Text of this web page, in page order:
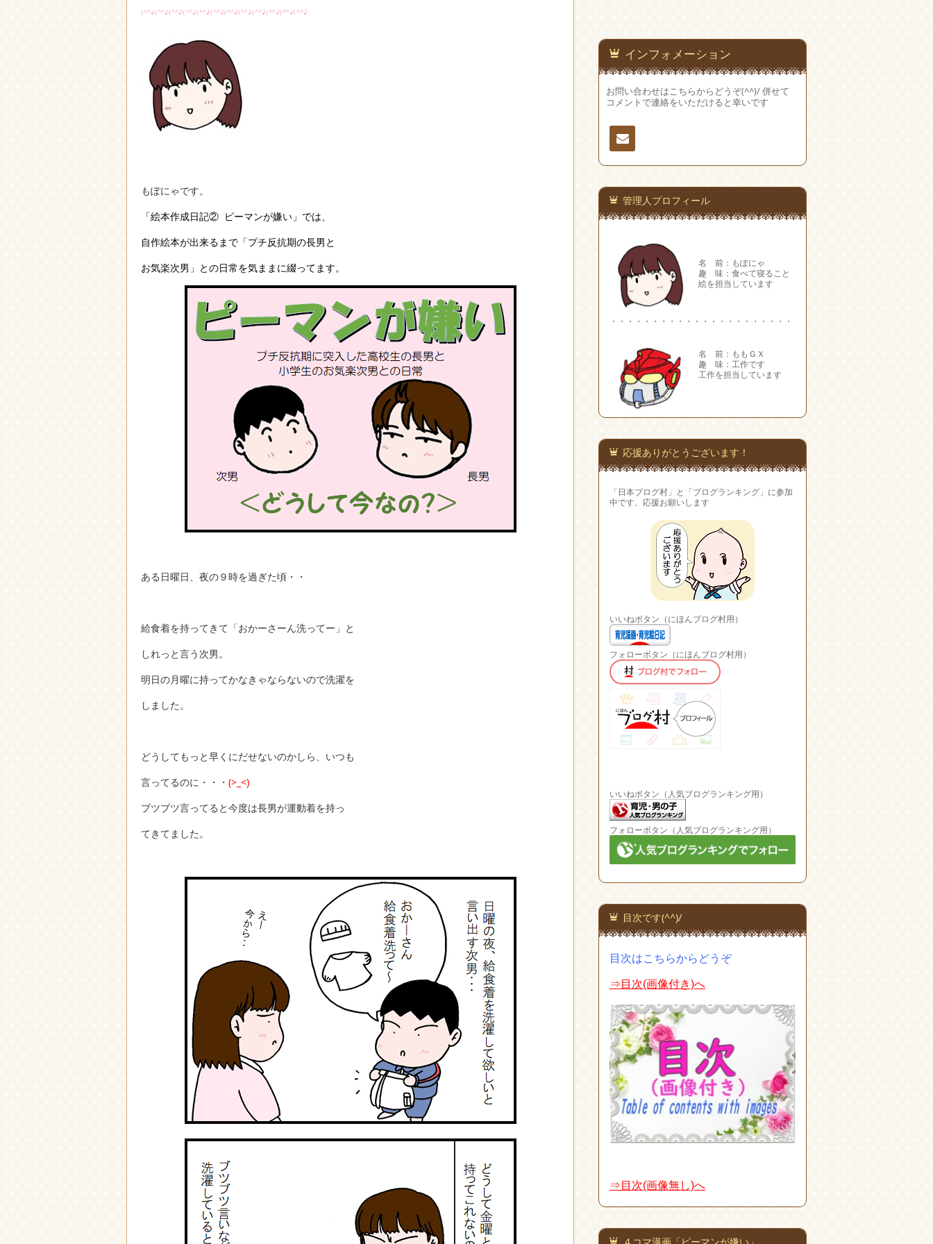
(^^♪(^^♪(^^♪(^^♪(^^♪(^^♪(^^♪(^^♪(^^♪(^^♪(^^♪(^^♪
もぽにゃです。
「絵本作成日記② ピーマンが嫌い」では、
自作絵本が出来るまで 「プチ反抗期の長男と
お気楽次男」との日常を気ままに綴ってます。
ある日曜日、夜の９時を過ぎた頃・・
給食着を持ってきて「おかーさーん洗ってー」と
しれっと言う次男。
明日の月曜に持ってかなきゃならないので洗濯を
しました。
どうしてもっと早くにだせないのかしら、いつも
言ってるのに・・・ (>_<)
ブツブツ言ってると今度は長男が運動着を持っ
てきてました。
インフォメーション
お問い合わせはこちらからどうぞ(^^)/ 併せて
コメントで連絡をいただけると幸いです
連絡
先
管理人プロフィール
名 前：もぽにゃ
趣 味：食べて寝ること
絵を担当しています
・・・・・・・・・・・・・・・・・・・・・・
名 前：ももＧＸ
趣 味：工作です
工作を担当しています
応援ありがとうございます！
「日本ブログ村」と「ブログランキング」に参加
中です、応援お願いします
いいねボタン（にほんブログ村用）
フォローボタン（にほんブログ村用）
いいねボタン（人気ブログランキング用）
フォローボタン（人気ブログランキング用）
目次です(^^)/
目次はこちらからどうぞ
⇒目次(画像付き)へ
⇒目次(画像無し)へ